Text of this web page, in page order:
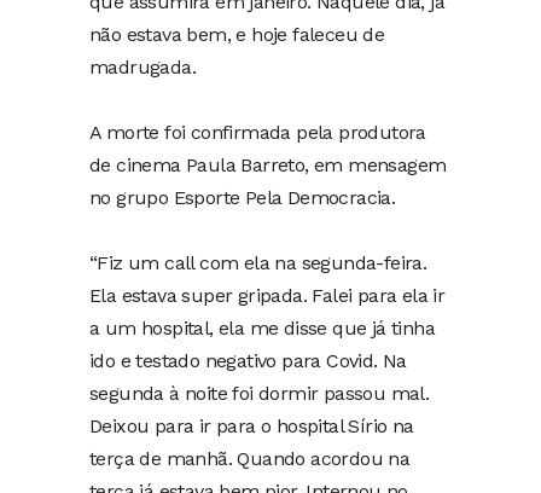
não estava bem, e hoje faleceu de
madrugada.
A morte foi confirmada pela produtora
de cinema Paula Barreto, em mensagem
no grupo Esporte Pela Democracia.
“Fiz um call com ela na segunda-feira.
Ela estava super gripada. Falei para ela ir
a um hospital, ela me disse que já tinha
ido e testado negativo para Covid. Na
segunda à noite foi dormir passou mal.
Deixou para ir para o hospital Sírio na
terça de manhã. Quando acordou na